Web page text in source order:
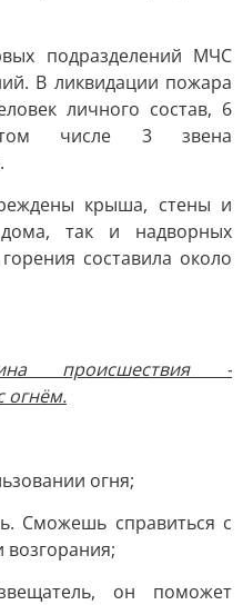
подразделений МЧС
В ликвидации пожара
личного состав, 6
числе 3 звена
крыша, стены и
так и надворных
составила около
происшествия -
огнём.
огня;
Сможешь справиться с
он поможет